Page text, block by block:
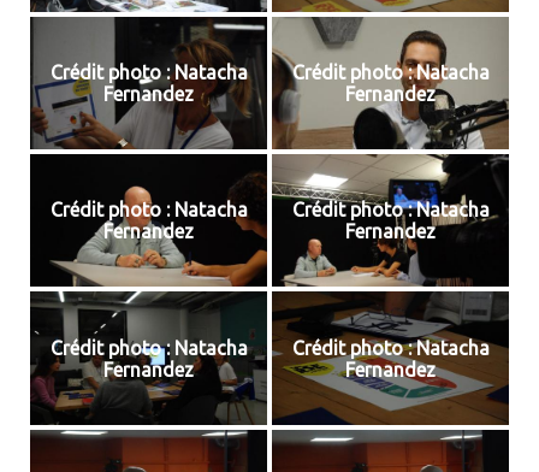
Crédit photo : Natacha
Fernandez
Crédit photo : Natacha
Fernandez
Crédit photo : Natacha
Fernandez
Crédit photo : Natacha
Fernandez
Crédit photo : Natacha
Fernandez
Crédit photo : Natacha
Fernandez